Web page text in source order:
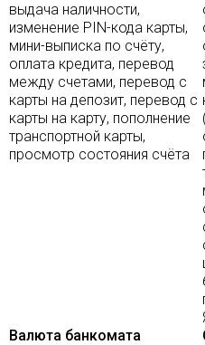
выдача наличности,
изменение PIN-кода карты,
мини-выписка по счёту,
оплата кредита, перевод
между счетами, перевод с
карты на депозит, перевод с
карты на карту, пополнение
транспортной карты,
просмотр состояния счёта
Валюта банкомата